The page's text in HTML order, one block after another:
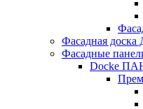
Фасадная
Фасадные
Docke